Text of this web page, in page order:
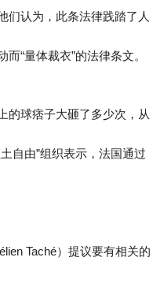
们认为，此条法律践踏了人
“量体裁衣”的法律条文。
的球痞子大砸了多少次，从
自由”组织表示，法国通过
Taché）提议要有相关的